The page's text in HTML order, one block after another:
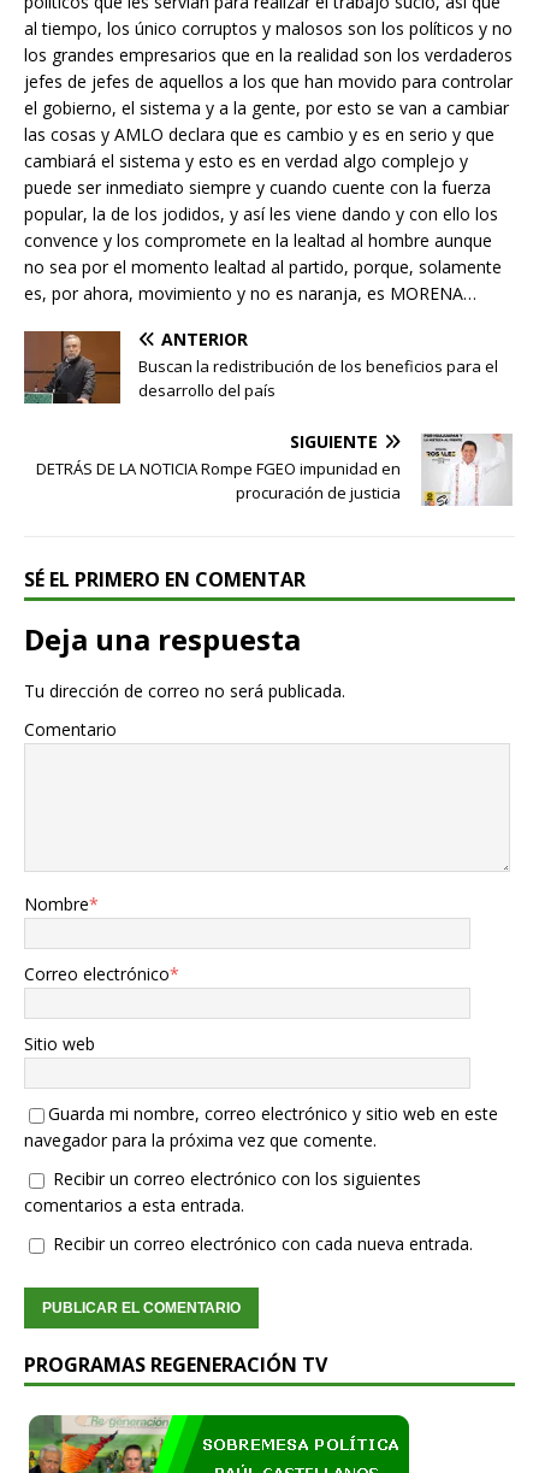
al tiempo, los único corruptos y malosos son los políticos y no
los grandes empresarios que en la realidad son los verdaderos
jefes de jefes de aquellos a los que han movido para controlar
el gobierno, el sistema y a la gente, por esto se van a cambiar
las cosas y AMLO declara que es cambio y es en serio y que
cambiará el sistema y esto es en verdad algo complejo y
puede ser inmediato siempre y cuando cuente con la fuerza
popular, la de los jodidos, y así les viene dando y con ello los
convence y los compromete en la lealtad al hombre aunque
no sea por el momento lealtad al partido, porque, solamente
es, por ahora, movimiento y no es naranja, es MORENA…
ANTERIOR
Buscan la redistribución de los beneficios para el
desarrollo del país
SIGUIENTE
DETRÁS DE LA NOTICIA Rompe FGEO impunidad en
procuración de justicia
SÉ EL PRIMERO EN COMENTAR
Deja una respuesta
Tu dirección de correo no será publicada.
Comentario
Nombre*
Correo electrónico*
Sitio web
Guarda mi nombre, correo electrónico y sitio web en este
navegador para la próxima vez que comente.
Recibir un correo electrónico con los siguientes
comentarios a esta entrada.
Recibir un correo electrónico con cada nueva entrada.
PROGRAMAS REGENERACIÓN TV